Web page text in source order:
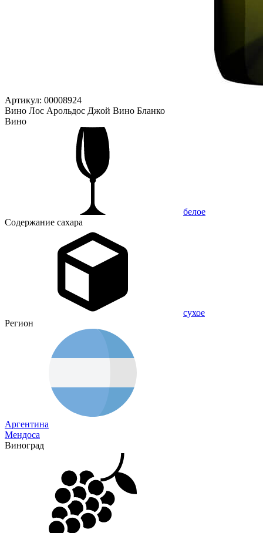
Артикул: 00008924
Вино Лос Арольдос Джой Вино Бланко
Вино
белое
Содержание сахара
сухое
Регион
Аргентина
Мендоса
Виноград